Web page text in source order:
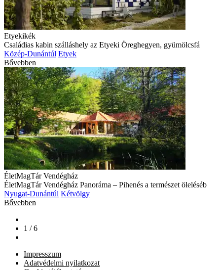
Etyekikék
Családias kabin szálláshely az Etyeki Öreghegyen, gyümölcsfá
Közép-Dunántúl Etyek
Bővebben
ÉletMagTár Vendégház
ÉletMagTár Vendégház Panoráma – Pihenés a természet öleléséb
Nyugat-Dunántúl Kétvölgy
Bővebben
1 / 6
Impresszum
Adatvédelmi nyilatkozat